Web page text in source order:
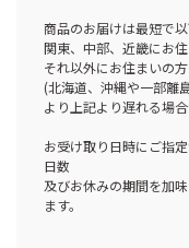
商品のお届けは最短で以
関東、中部、近畿にお
それ以外にお住まいの
(北海道、沖縄や一部離
より上記より遅れる場
お受け取り日時にご指
日数
及びお休みの期間を加
ます。